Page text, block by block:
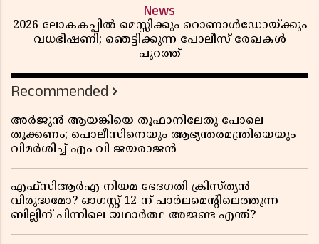
News
2026 ലോകകപ്പിൽ മെസ്സിക്കും റൊണാൾഡോയ്ക്കും
വധഭീഷണി; ഞെട്ടിക്കുന്ന പോലീസ് രേഖകൾ
പുറത്ത്
Recommended
അർജുൻ ആയങ്കിയെ തൂഫാനിലേതു പോലെ
തൂക്കണം; പൊലീസിനെയും ആഭ്യന്തരമന്ത്രിയെയും
വിമർശിച്ച് എം വി ജയരാജൻ
എഫ്സിആർഎ നിയമ ഭേദഗതി ക്രിസ്ത്യൻ
വിരുദ്ധമോ? ഓഗസ്റ്റ് 12-ന് പാർലമെന്റിലെത്തുന്ന
ബില്ലിന് പിന്നിലെ യഥാർത്ഥ അജണ്ട എന്ത്?